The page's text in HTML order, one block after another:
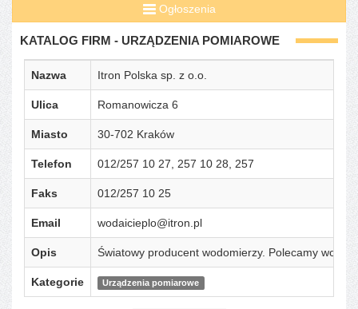
Ogłoszenia
KATALOG FIRM - URZĄDZENIA POMIAROWE
Nazwa Itron Polska sp. z o.o.
Ulica Romanowicza 6
Miasto 30-702 Kraków
Telefon 012/257 10 27, 257 10 28, 257
Faks 012/257 10 25
Email wodaicieplo@itron.pl
Opis Światowy producent wodomierzy. Polecamy
Kategorie Urządzenia pomiarowe